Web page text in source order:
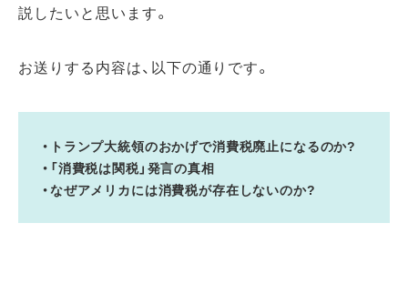
説したいと思います。
お送りする内容は、以下の通りです。
・トランプ大統領のおかげで消費税廃止になるのか?
・「消費税は関税」発言の真相
・なぜアメリカには消費税が存在しないのか?